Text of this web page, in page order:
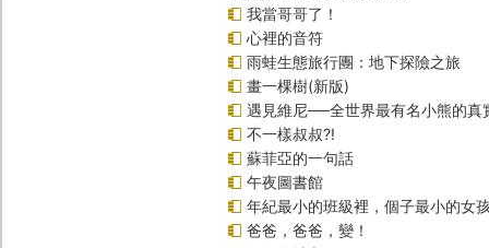
我當哥哥了！
心裡的音符
雨蛙生態旅行團：地下探險之旅
畫一棵樹(新版)
遇見維尼──全世界最有名小熊的真
不一樣叔叔?!
蘇菲亞的一句話
午夜圖書館
年紀最小的班級裡，個子最小的女
爸爸，爸爸，變！